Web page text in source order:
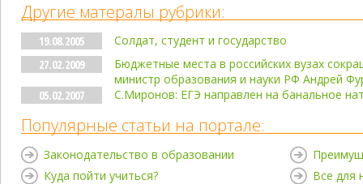
Другие матералы рубрики:
19.08.2005
Солдат, студент и государство
27.02.2009
Бюджетные места в российских вузах
министр образования и науки РФ Андрей
05.02.2007
С.Миронов: ЕГЭ направлен на банальное
Популярные статьи на портале:
Законодательство в образовании
Куда пойти учиться?
Все для